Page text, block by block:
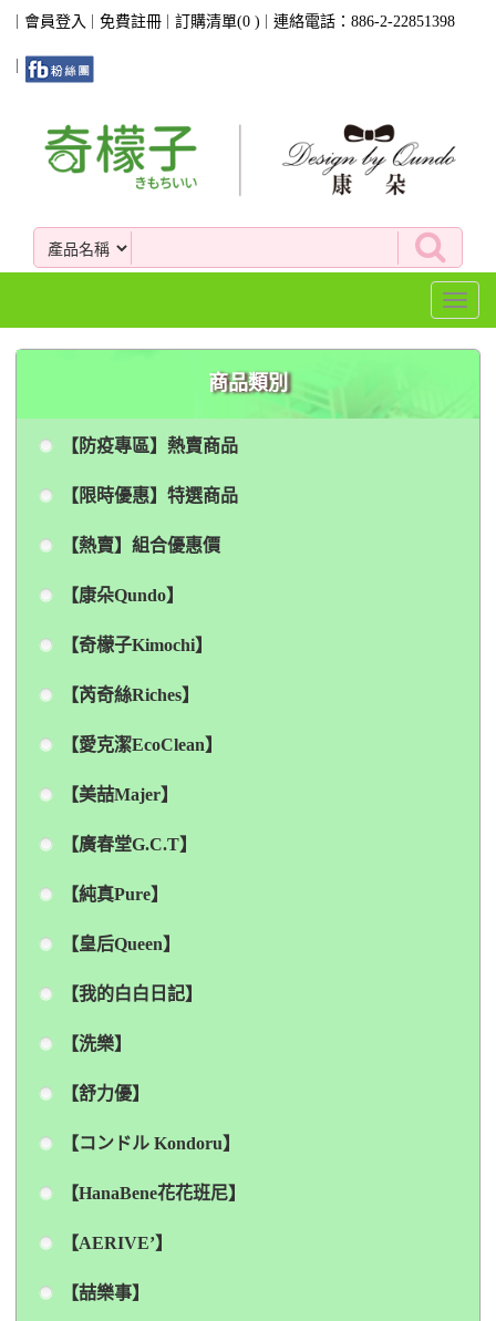
會員登入 免費註冊 訂購清單(0 ) 連絡電話：886-2-22851398
Toggle
商品類別
【防疫專區】熱賣商品
【限時優惠】特選商品
【熱賣】組合優惠價
【康朵Qundo】
【奇檬子Kimochi】
【芮奇絲Riches】
【愛克潔EcoClean】
【美喆Majer】
【廣春堂G.C.T】
【純真Pure】
【皇后Queen】
【我的白白日記】
【洗樂】
【舒力優】
【コンドル Kondoru】
【HanaBene花花班尼】
【AERIVE’】
【喆樂事】